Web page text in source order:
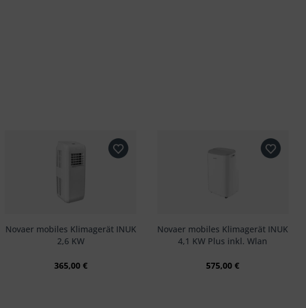
Novaer mobiles Klimagerät INUK
2,6 KW
365,00 €
Novaer mobiles Klimagerät INUK
4,1 KW Plus inkl. Wlan
575,00 €